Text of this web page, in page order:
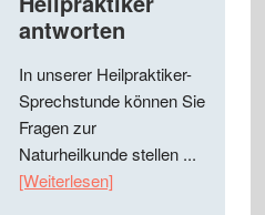
antworten
In unserer Heilpraktiker-
Sprechstunde können Sie
Fragen zur
Naturheilkunde stellen ...
[Weiterlesen]